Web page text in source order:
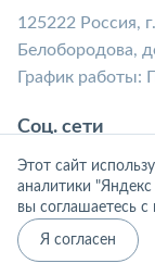
125222 Россия,
Белобородова,
График работы:
Соц. сети
Этот сайт
аналитики
вы соглашаетесь с
Я согласен